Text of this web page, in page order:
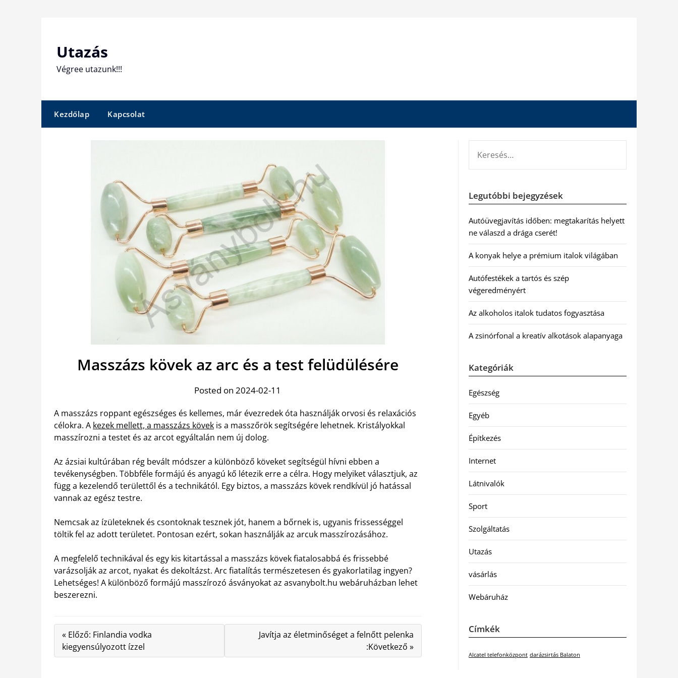
Utazás
Végree utazunk!!!
Kezdőlap Kapcsolat
Masszázs kövek az arc és a test felüdülésére
Posted on 2024-02-11
A masszázs roppant egészséges és kellemes, már évezredek óta használják orvosi és relaxációs
célokra. A kezek mellett, a masszázs kövek is a masszőrök segítségére lehetnek. Kristályokkal
masszírozni a testet és az arcot egyáltalán nem új dolog.
Az ázsiai kultúrában rég bevált módszer a különböző köveket segítségül hívni ebben a
tevékenységben. Többféle formájú és anyagú kő létezik erre a célra. Hogy melyiket választjuk, az
függ a kezelendő területtől és a technikától. Egy biztos, a masszázs kövek rendkívül jó hatással
vannak az egész testre.
Nemcsak az ízületeknek és csontoknak tesznek jót, hanem a bőrnek is, ugyanis frissességgel
töltik fel az adott területet. Pontosan ezért, sokan használják az arcuk masszírozásához.
A megfelelő technikával és egy kis kitartással a masszázs kövek fiatalosabbá és frissebbé
varázsolják az arcot, nyakat és dekoltázst. Arc fiatalítás természetesen és gyakorlatilag ingyen?
Lehetséges! A különböző formájú masszírozó ásványokat az asvanybolt.hu webáruházban lehet
beszerezni.
« Előző: Finlandia vodka
kiegyensúlyozott ízzel
Javítja az életminőséget a felnőtt pelenka
:Következő »
Legutóbbi bejegyzések
Autóüvegjavítás időben: megtakarítás helyett
ne válaszd a drága cserét!
A konyak helye a prémium italok világában
Autófestékek a tartós és szép
végeredményért
Az alkoholos italok tudatos fogyasztása
A zsinórfonal a kreatív alkotások alapanyaga
Kategóriák
Egészség
Egyéb
Építkezés
Internet
Látnivalók
Sport
Szolgáltatás
Utazás
vásárlás
Webáruház
Címkék
Alcatel telefonközpont darázsirtás Balaton